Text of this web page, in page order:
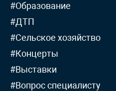
#Образование
#ДТП
#Сельское хозяйство
#Концерты
#Выставки
#Вопрос специалисту